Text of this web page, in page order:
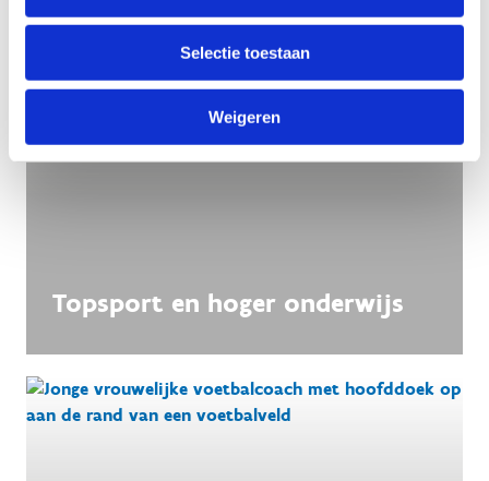
Selectie toestaan
Weigeren
Topsport en hoger onderwijs